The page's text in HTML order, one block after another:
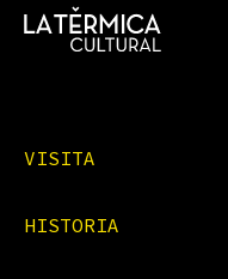
VISITA
HISTORIA